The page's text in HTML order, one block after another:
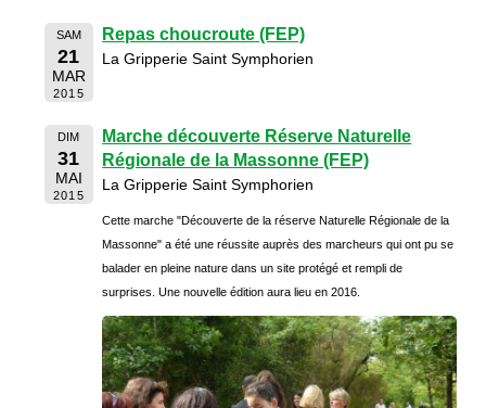
SAM
21
MAR
2015
Repas choucroute (FEP)
La Gripperie Saint Symphorien
DIM
31
MAI
2015
Marche découverte Réserve Naturelle
Régionale de la Massonne (FEP)
La Gripperie Saint Symphorien
Cette marche "Découverte de la réserve Naturelle Régionale de la
Massonne" a été une réussite auprès des marcheurs qui ont pu se
balader en pleine nature dans un site protégé et rempli de
surprises. Une nouvelle édition aura lieu en 2016.